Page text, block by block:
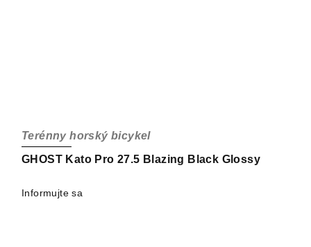
GHOST Kato Pro 27.5 Blazing Black Glossy
Terénny horský bicykel
Informujte sa